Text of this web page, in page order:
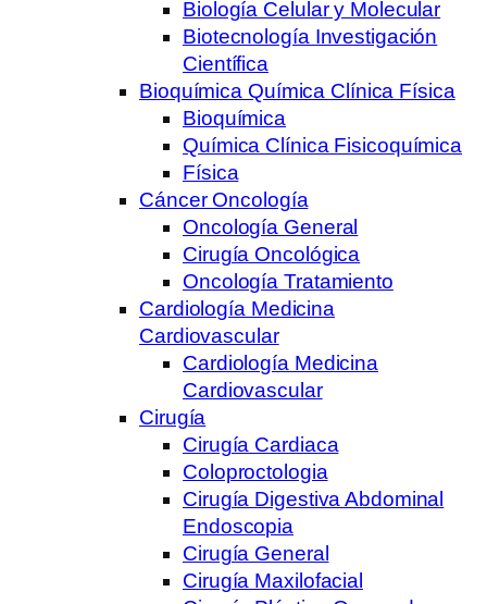
Biología Celular y Molecular
Biotecnología Investigación
Científica
Bioquímica Química Clínica Física
Bioquímica
Química Clínica Fisicoquímica
Física
Cáncer Oncología
Oncología General
Cirugía Oncológica
Oncología Tratamiento
Cardiología Medicina
Cardiovascular
Cardiología Medicina
Cardiovascular
Cirugía
Cirugía Cardiaca
Coloproctologia
Cirugía Digestiva Abdominal
Endoscopia
Cirugía General
Cirugía Maxilofacial